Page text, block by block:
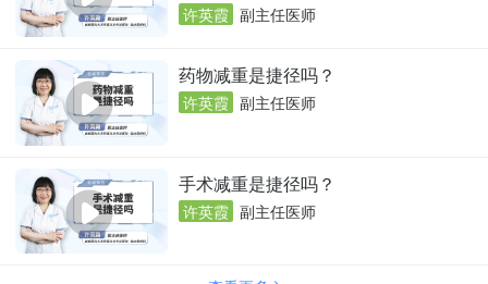
许英霞 副主任医师
药物减重是捷径吗？
许英霞 副主任医师
手术减重是捷径吗？
许英霞 副主任医师